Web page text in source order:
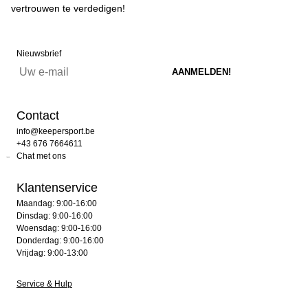
vertrouwen te verdedigen!
Nieuwsbrief
Contact
info@keepersport.be
+43 676 7664611
Chat met ons
Klantenservice
Maandag: 9:00-16:00
Dinsdag: 9:00-16:00
Woensdag: 9:00-16:00
Donderdag: 9:00-16:00
Vrijdag: 9:00-13:00
Service & Hulp